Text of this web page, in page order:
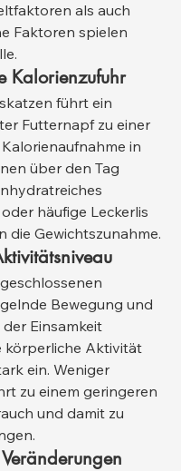
als auch
Faktoren spielen
Kalorienzufuhr
führt ein
Futternapf zu einer
in
über den Tag
häufige Leckerlis
die Gewichtszunahme.
Bewegung und
Einsamkeit
körperliche Aktivität
ein. Weniger
zu einem geringeren
und damit zu